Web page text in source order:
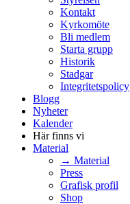
Kontakt
Kyrkomöte
Bli medlem
Starta grupp
Historik
Stadgar
Integritetspolicy
Blogg
Nyheter
Kalender
Här finns vi
Material
→ Material
Press
Grafisk profil
Shop